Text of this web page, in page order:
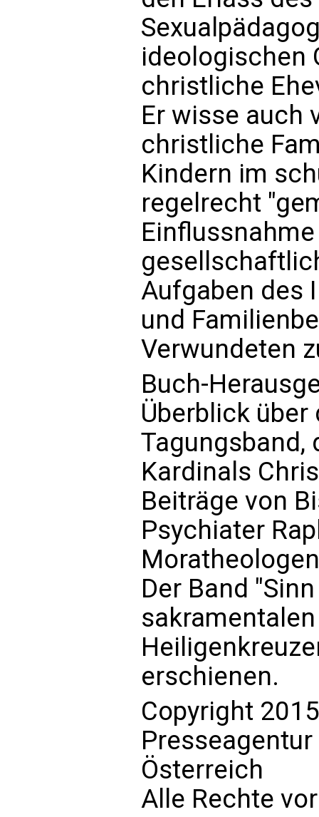
ideologischen
christliche
Er wisse auch
christliche
Kindern im
regelrecht
Aufgaben des
und
Verwundeten
Buch-
Überblick
Tagungsband,
Kardinals
Beiträge von
Psychiater
Der Band
erschienen.
Copyright
Presseagentur
Österreich
Alle Rechte